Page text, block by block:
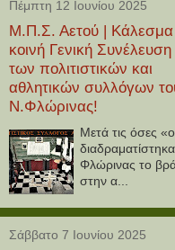
Πέμπτη 12 Ιουνίου 2025
Μ.Π.Σ. Αετού |
κοινή Γενική
των πολιτιστικών και
αθλητικών συλλόγων
Ν.Φλώρινας!
Μετά τις όσες
Φλώρινας το
στην α...
Σάββατο 7 Ιουνίου 2025